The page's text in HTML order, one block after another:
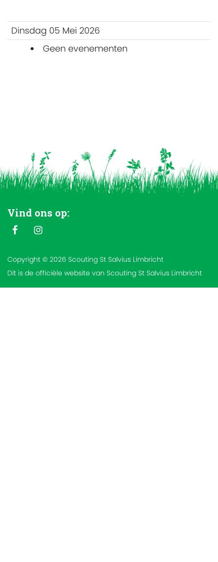
Dinsdag 05 Mei 2026
Geen evenementen
Vind ons op:
Copyright © 2026 Scouting St Salvius Limbricht
Dit is de officiële website van Scouting St Salvius Limbricht